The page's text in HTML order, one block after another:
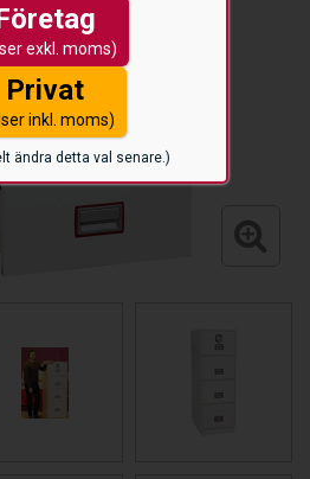
exkl. moms)
Privat
inkl. moms)
ändra detta val senare.)